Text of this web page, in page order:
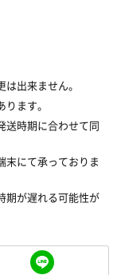
出来ません。
ます。
送時期に合わせて同
末にて承っておりま
期が遅れる可能性が